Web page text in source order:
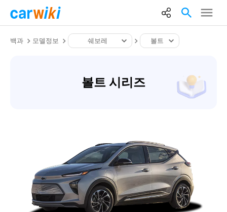
백과 모델정보 쉐보레 볼트
볼트 시리즈